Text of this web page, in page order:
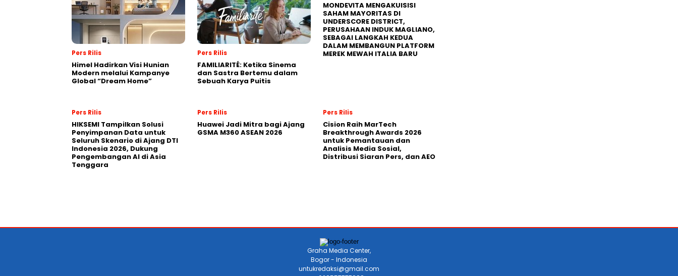
Pers Rilis
Himel Hadirkan Visi Hunian
Modern melalui Kampanye
Global “Dream Home”
Pers Rilis
FAMILIARITÉ: Ketika Sinema
dan Sastra Bertemu dalam
Sebuah Karya Puitis
MONDEVITA MENGAKUISISI
SAHAM MAYORITAS DI
UNDERSCORE DISTRICT,
PERUSAHAAN INDUK MAGLIANO,
SEBAGAI LANGKAH KEDUA
DALAM MEMBANGUN PLATFORM
MEREK MEWAH ITALIA BARU
Pers Rilis
HIKSEMI Tampilkan Solusi
Penyimpanan Data untuk
Seluruh Skenario di Ajang DTI
Indonesia 2026, Dukung
Pengembangan AI di Asia
Tenggara
Pers Rilis
Huawei Jadi Mitra bagi Ajang
GSMA M360 ASEAN 2026
Pers Rilis
Cision Raih MarTech
Breakthrough Awards 2026
untuk Pemantauan dan
Analisis Media Sosial,
Distribusi Siaran Pers, dan AEO
Graha Media Center,
Bogor - Indonesia
untukredaksi@gmail.com